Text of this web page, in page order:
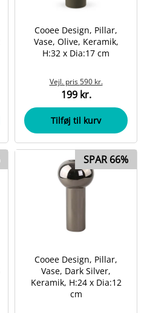
Cooee Design, Pillar,
Vase, Olive, Keramik,
H:32 x Dia:17 cm
Vejl. pris590 kr.
199 kr.
Tilføj til kurv
SPAR 66%
Cooee Design, Pillar,
Vase, Dark Silver,
Keramik, H:24 x Dia:12
cm